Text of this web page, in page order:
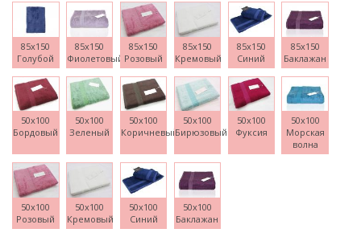
85x150
Голубой
85x150
Фиолетовый
85x150
Розовый
85x150
Кремовый
85x150
Синий
85x150
Баклажан
50x100
Бордовый
50x100
Зеленый
50x100
Коричневый
50x100
Бирюзовый
50x100
Фуксия
50x100
Морская
волна
50x100
Розовый
50x100
Кремовый
50x100
Синий
50x100
Баклажан